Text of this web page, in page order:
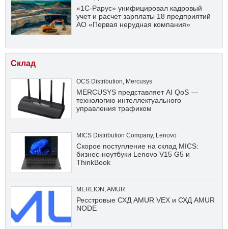
«1С-Рарус» унифицировал кадровый
учет и расчет зарплаты 18 предприятий
АО «Первая нерудная компания»
Склад
OCS Distribution, Mercusys
MERCUSYS представляет AI QoS —
технологию интеллектуального
управления трафиком
MICS Distribution Company, Lenovo
Скорое поступление на склад MICS:
бизнес-ноутбуки Lenovo V15 G5 и
ThinkBook
MERLION ,AMUR
Ресстровые СХД AMUR VEX и СХД AMUR
NODE